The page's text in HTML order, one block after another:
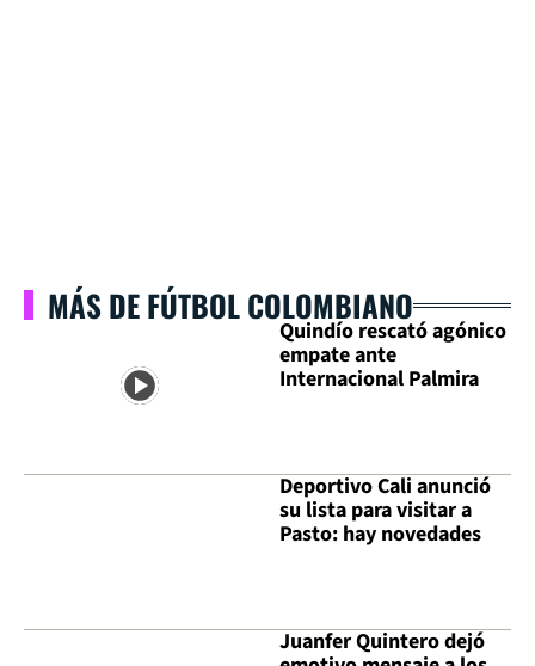
MÁS DE FÚTBOL COLOMBIANO
Quindío rescató agónico
empate ante
Internacional Palmira
Deportivo Cali anunció
su lista para visitar a
Pasto: hay novedades
Juanfer Quintero dejó